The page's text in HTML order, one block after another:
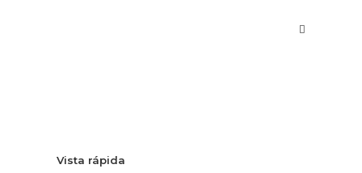
Vista rápida